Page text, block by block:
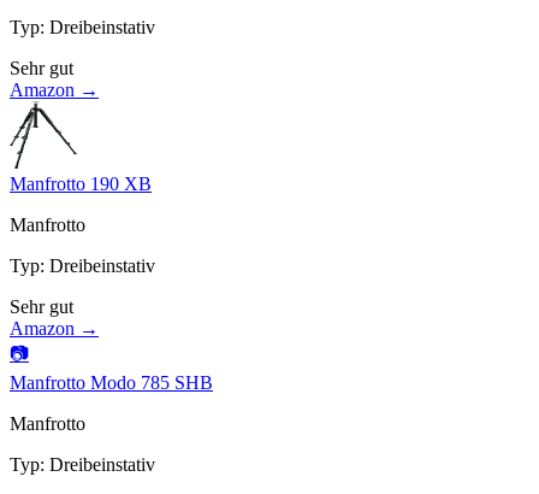
Typ: Dreibeinstativ
Sehr gut
Amazon →
Manfrotto 190 XB
Manfrotto
Typ: Dreibeinstativ
Sehr gut
Amazon →
📷
Manfrotto Modo 785 SHB
Manfrotto
Typ: Dreibeinstativ